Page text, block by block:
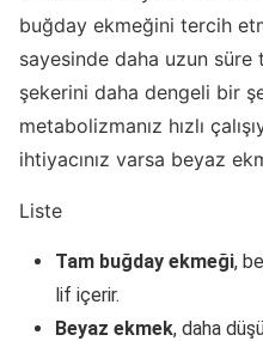
buğday ekmeğini tercih
sayesinde daha uzun
şekerini daha dengeli bir
metabolizmanız hızlı
ihtiyacınız varsa beyaz
Liste
Tam buğday ekmeği,
lif içerir.
Beyaz ekmek, daha